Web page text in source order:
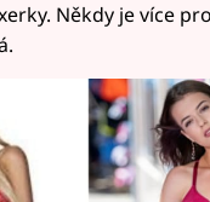
Někdy je více